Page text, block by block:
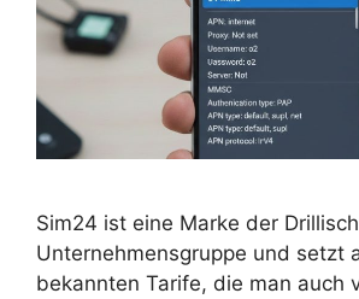
Sim24 ist eine Marke der Drillisch
Unternehmensgruppe und setzt
bekannten Tarife, die man auch